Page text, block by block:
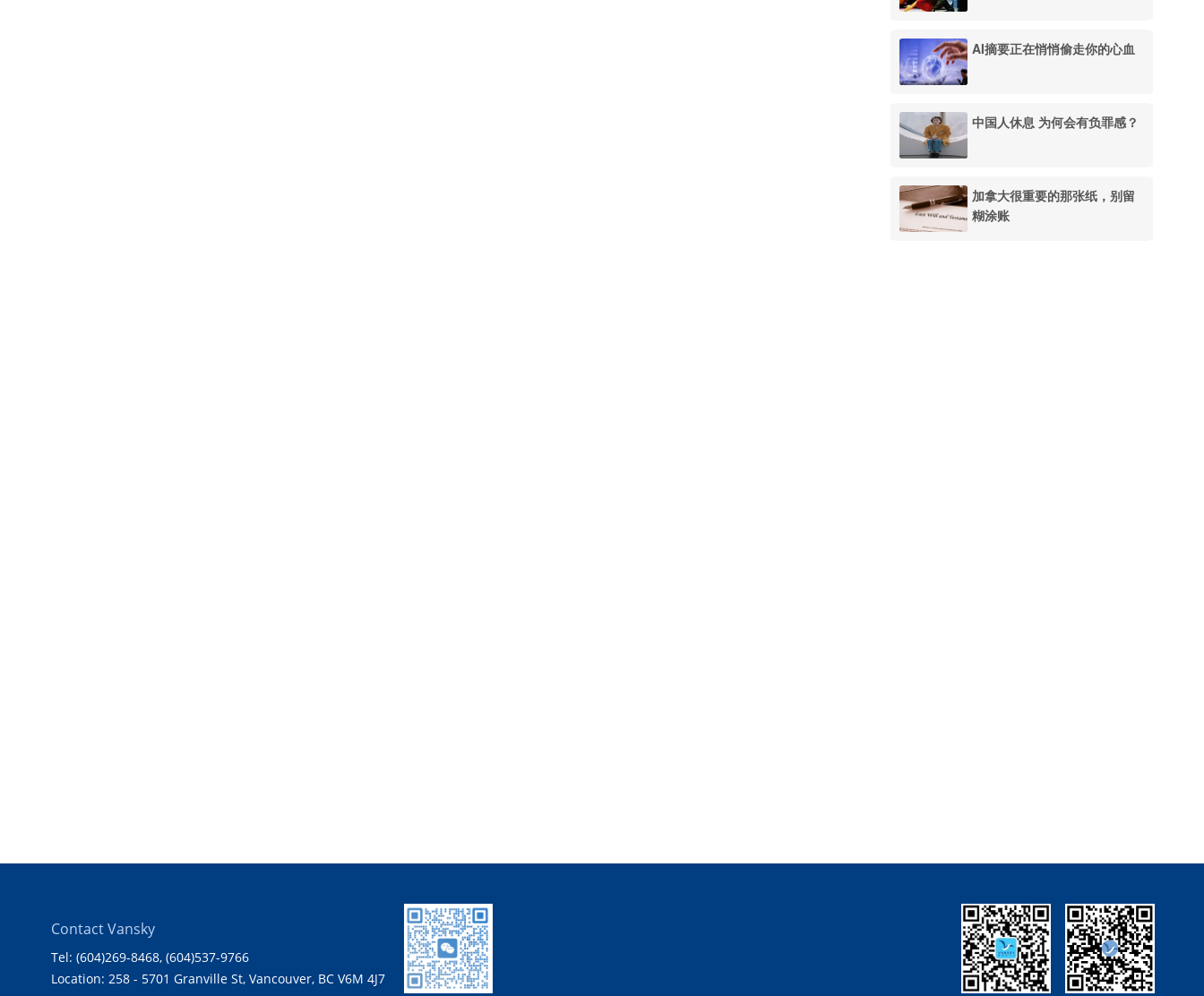
AI摘要正在悄悄偷走你的心血
中国人休息 为何会有负罪感？
加拿大很重要的那张纸，别留
糊涂账
Contact Vansky
Tel: (604)269-8468, (604)537-9766
Location: 258 - 5701 Granville St, Vancouver, BC V6M 4J7